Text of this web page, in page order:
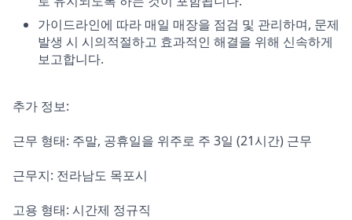
가이드라인에 따라 매일 매장을 점검 및 관리하며, 문제
발생 시 시의적절하고 효과적인 해결을 위해 신속하게
보고합니다.
추가 정보:
근무 형태: 주말, 공휴일을 위주로 주 3일 (21시간) 근무
근무지: 전라남도 목포시
고용 형태: 시간제 정규직